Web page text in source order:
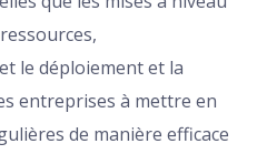
le déploiement et la
entreprises à mettre en
de manière efficace